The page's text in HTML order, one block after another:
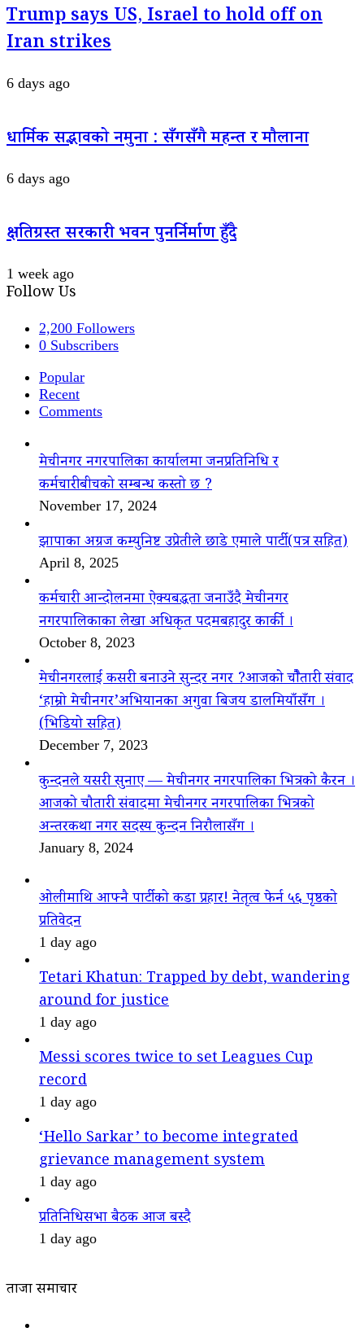
Trump says US, Israel to hold off on
Iran strikes
6 days ago
धार्मिक सद्भावको नमुना : सँगसँगै महन्त र मौलाना
6 days ago
क्षतिग्रस्त सरकारी भवन पुनर्निर्माण हुँदै
1 week ago
Follow Us
2,200 Followers
0 Subscribers
Popular
Recent
Comments
मेचीनगर नगरपालिका कार्यालमा जनप्रतिनिधि र
कर्मचारीबीचको सम्बन्ध कस्तो छ ?
November 17, 2024
झापाका अग्रज कम्युनिष्ट उप्रेतीले छाडे एमाले पार्टी(पत्र सहित)
April 8, 2025
कर्मचारी आन्दोलनमा ऐक्यबद्धता जनाउँदै मेचीनगर
नगरपालिकाका लेखा अधिकृत पदमबहादुर कार्की ।
October 8, 2023
मेचीनगरलाई कसरी बनाउने सुन्दर नगर ?आजको चौैतारी संवाद
‘हाम्रो मेचीनगर’अभियानका अगुवा बिजय डालमियाँसँग ।
(भिडियो सहित)
December 7, 2023
कुन्दनले यसरी सुनाए — मेचीनगर नगरपालिका भित्रको कैरन ।
आजको चौतारी संवादमा मेचीनगर नगरपालिका भित्रको
अन्तरकथा नगर सदस्य कुन्दन निरौलासँग ।
January 8, 2024
ओलीमाथि आफ्नै पार्टीको कडा प्रहार! नेतृत्व फेर्न ५६ पृष्ठको
प्रतिवेदन
1 day ago
Tetari Khatun: Trapped by debt, wandering
around for justice
1 day ago
Messi scores twice to set Leagues Cup
record
1 day ago
‘Hello Sarkar’ to become integrated
grievance management system
1 day ago
प्रतिनिधिसभा बैठक आज बस्दै
1 day ago
ताजा समाचार